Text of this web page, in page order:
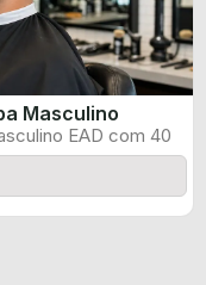
Masculino
EAD com 40